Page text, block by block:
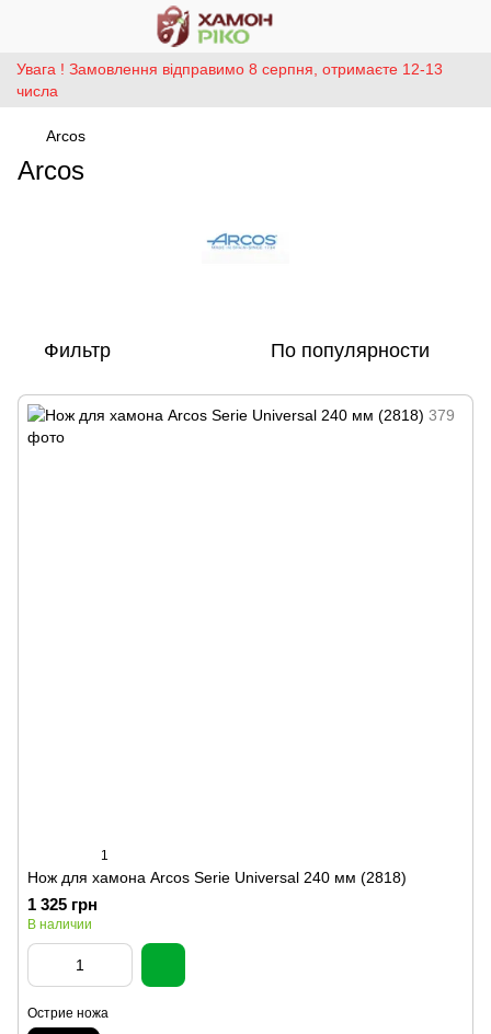
Увага ! Замовлення відправимо 8 серпня, отримаєте 12-13
числа
Arcos
Arcos
Фильтр По популярности
1
Нож для хамона Arcos Serie Universal 240 мм (2818)
1 325 грн
В наличии
Острие ножа